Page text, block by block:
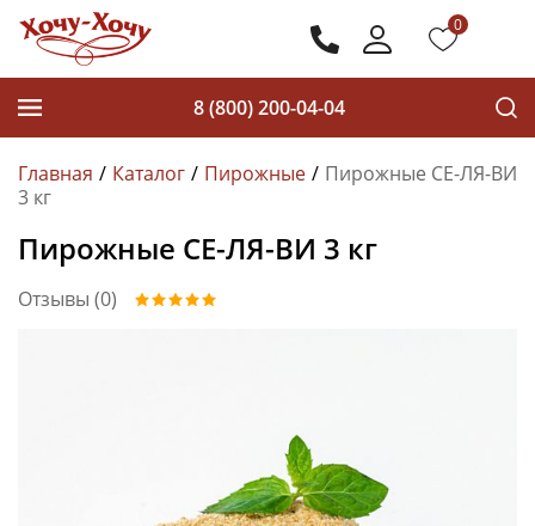
0
8 (800) 200-04-04
Главная Каталог Пирожные
Пирожные СЕ-ЛЯ-ВИ
3 кг
Пирожные СЕ-ЛЯ-ВИ 3 кг
Отзывы (0)